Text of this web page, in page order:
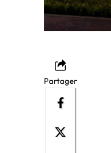
Partager